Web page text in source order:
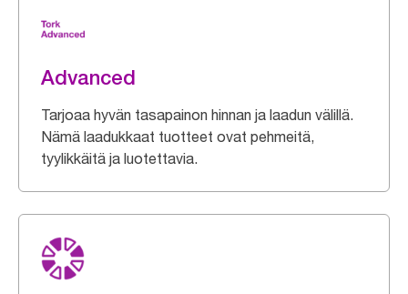
Advanced
Tarjoaa hyvän tasapainon hinnan ja laadun välillä.
Nämä laadukkaat tuotteet ovat pehmeitä,
tyylikkäitä ja luotettavia.